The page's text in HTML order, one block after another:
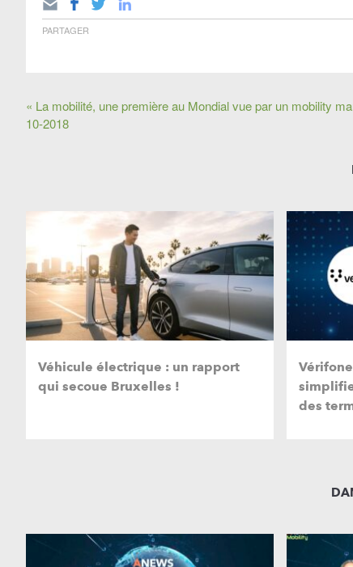
PARTAGER
« La mobilité, une première au Mondial vue par un mobility
10-2018
Véhicule électrique : un rapport
qui secoue Bruxelles !
des